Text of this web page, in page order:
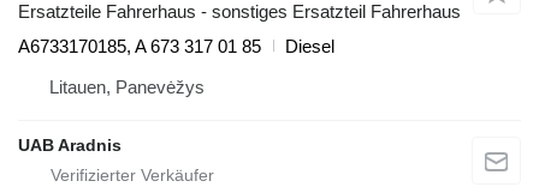
Ersatzteile Fahrerhaus - sonstiges Ersatzteil Fahrerhaus
A6733170185, A 673 317 01 85
Diesel
Litauen, Panevėžys
UAB Aradnis